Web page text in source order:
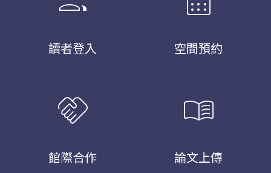
讀者登入 空間預約
handshake
館際合作
menu_book
論文上傳